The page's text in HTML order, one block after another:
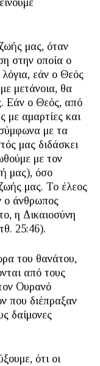
μας, όταν
στην οποία ο
εάν ο Θεός
μετάνοια, θα
Εάν ο Θεός, από
με αμαρτίες και
με τα
μας διδάσκει
με τον
μας), όσο
μας. Το έλεος
ο άνθρωπος
η Δικαιοσύνη
25:46).
του θανάτου,
από τους
Ουρανό
που διέπραξαν
δαίμονες
ότι οι